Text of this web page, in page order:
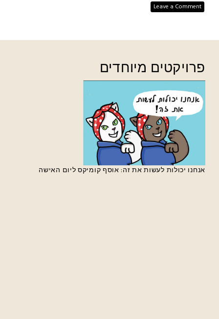
Leave a Comment
פרויקטים מיוחדים
אנחנו יכולות לעשות את זה: אוסף קומיקס ליום האישה